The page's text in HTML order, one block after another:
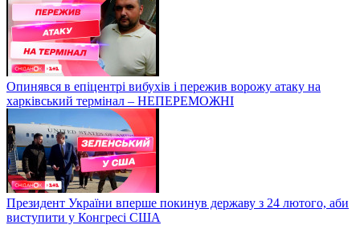
Опинявся в епіцентрі вибухів і пережив ворожу атаку на
харківський термінал – НЕПЕРЕМОЖНІ
Президент України вперше покинув державу з 24 лютого, аби
виступити у Конгресі США